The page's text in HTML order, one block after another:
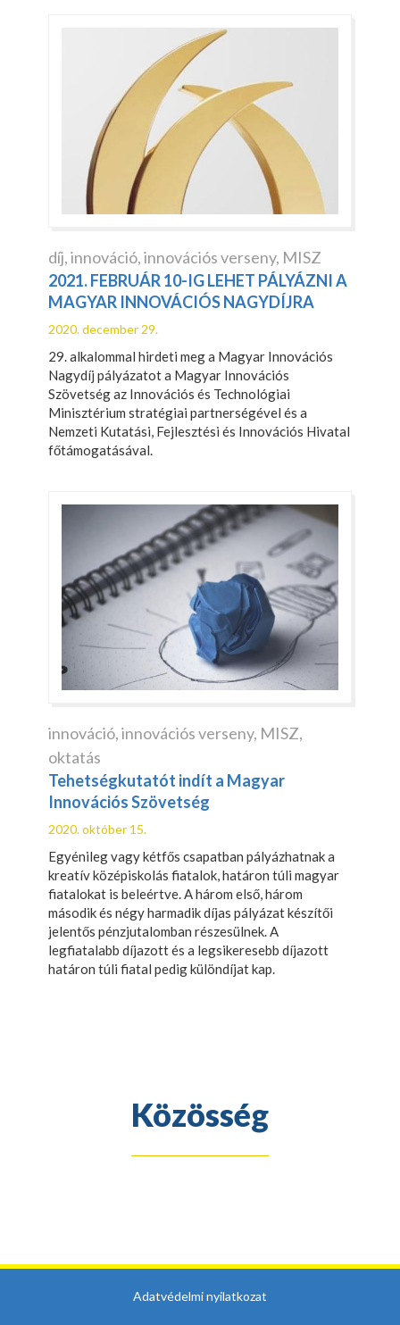
díj,innováció,innovációs verseny, MISZ
2021. FEBRUÁR 10-IG LEHET PÁLYÁZNI A
MAGYAR INNOVÁCIÓS NAGYDÍJRA
2020. december 29.
29. alkalommal hirdeti meg a Magyar Innovációs
Nagydíj pályázatot a Magyar Innovációs
Szövetség az Innovációs és Technológiai
Minisztérium stratégiai partnerségével és a
Nemzeti Kutatási, Fejlesztési és Innovációs Hivatal
főtámogatásával.
innováció,innovációs verseny, MISZ,
oktatás
Tehetségkutatót indít a Magyar
Innovációs Szövetség
2020. október 15.
Egyénileg vagy kétfős csapatban pályázhatnak a
kreatív középiskolás fiatalok, határon túli magyar
fiatalokat is beleértve. A három első, három
második és négy harmadik díjas pályázat készítői
jelentős pénzjutalomban részesülnek. A
legfiatalabb díjazott és a legsikeresebb díjazott
határon túli fiatal pedig különdíjat kap.
Közösség
Adatvédelmi nyilatkozat